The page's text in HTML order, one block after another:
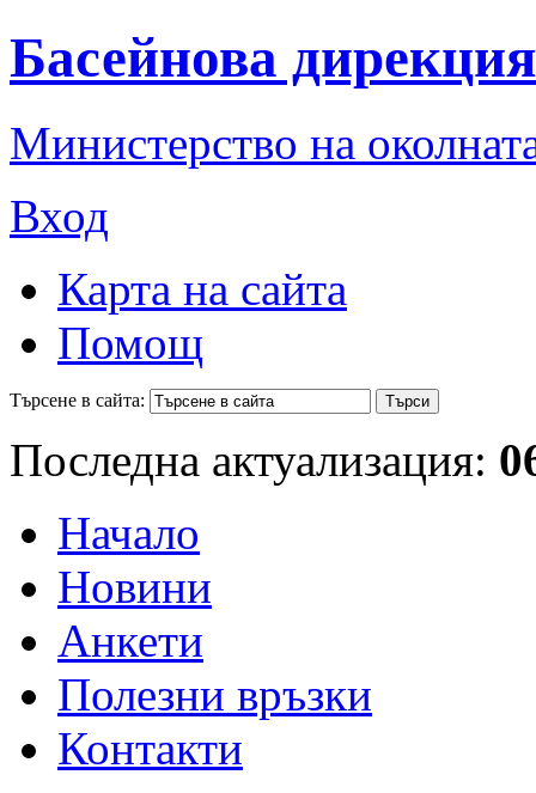
Басейнова
Министерство на
Вход
Карта на сайта
Помощ
Търсене в сайта:
Последна актуализация:
Начало
Новини
Анкети
Полезни връзки
Контакти